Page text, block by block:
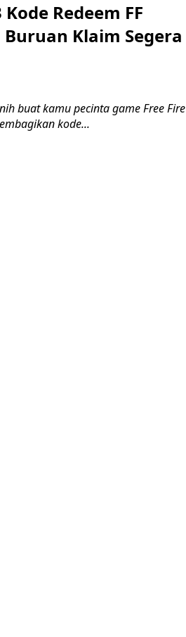
Redeem FF
Klaim Segera
buat kamu pecinta game Free Fire
kode...